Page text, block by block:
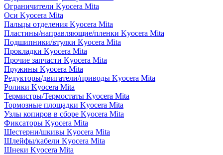
Ограничители Kyocera Mita
Оси Kyocera Mita
Пальцы отделения Kyocera Mita
Пластины/направляющие/пленки Kyocera Mita
Подшипники/втулки Kyocera Mita
Прокладки Kyocera Mita
Прочие запчасти Kyocera Mita
Пружины Kyocera Mita
Редукторы/двигатели/приводы Kyocera Mita
Ролики Kyocera Mita
Термистры/Термостаты Kyocera Mita
Тормозные площадки Kyocera Mita
Узлы копиров в сборе Kyocera Mita
Фиксаторы Kyocera Mita
Шестерни/шкивы Kyocera Mita
Шлейфы/кабели Kyocera Mita
Шнеки Kyocera Mita